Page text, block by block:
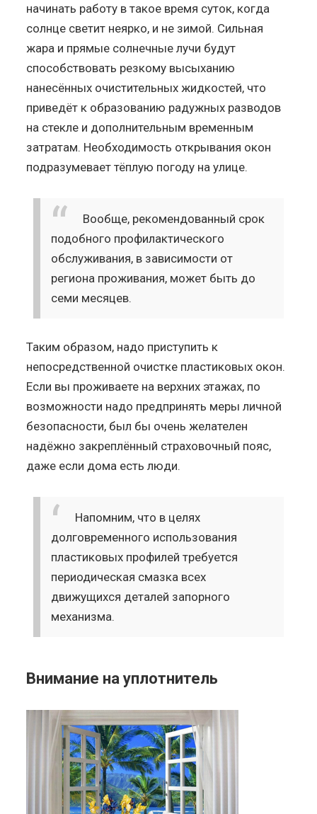
начинать работу в такое время суток, когда
солнце светит неярко, и не зимой. Сильная
жара и прямые солнечные лучи будут
способствовать резкому высыханию
нанесённых очистительных жидкостей, что
приведёт к образованию радужных разводов
на стекле и дополнительным временным
затратам. Необходимость открывания окон
подразумевает тёплую погоду на улице.
Вообще, рекомендованный срок
подобного профилактического
обслуживания, в зависимости от
региона проживания, может быть до
семи месяцев.
Таким образом, надо приступить к
непосредственной очистке пластиковых окон.
Если вы проживаете на верхних этажах, по
возможности надо предпринять меры личной
безопасности, был бы очень желателен
надёжно закреплённый страховочный пояс,
даже если дома есть люди.
Напомним, что в целях
долговременного использования
пластиковых профилей требуется
периодическая смазка всех
движущихся деталей запорного
механизма.
Внимание на уплотнитель